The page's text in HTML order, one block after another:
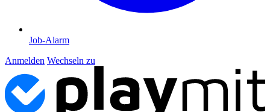
Job-Alarm
Anmelden Wechseln zu